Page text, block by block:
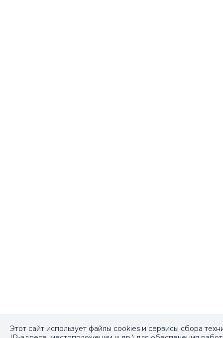
Этот сайт использует файлы cookies и сервисы сбора